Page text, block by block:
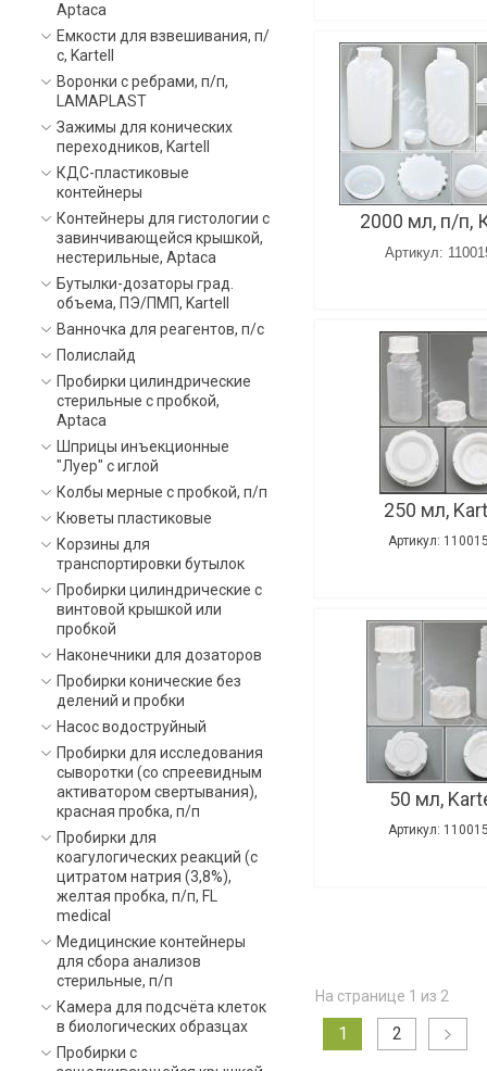
Aptaca
Емкости для взвешивания, п/
с, Kartell
Воронки с ребрами, п/п,
LAMAPLAST
Зажимы для конических
переходников, Kartell
КДС-пластиковые
контейнеры
Контейнеры для гистологии с
завинчивающейся крышкой,
нестерильные, Aptaca
Бутылки-дозаторы град.
объема, ПЭ/ПМП, Kartell
Ванночка для реагентов, п/с
Полислайд
Пробирки цилиндрические
стерильные с пробкой,
Aptaca
Шприцы инъекционные
"Луер" с иглой
Колбы мерные с пробкой, п/п
Кюветы пластиковые
Корзины для
транспортировки бутылок
Пробирки цилиндрические с
винтовой крышкой или
пробкой
Наконечники для дозаторов
Пробирки конические без
делений и пробки
Насос водоструйный
Пробирки для исследования
сыворотки (со спреевидным
активатором свертывания),
красная пробка, п/п
Пробирки для
коагулогических реакций (с
цитратом натрия (3,8%),
желтая пробка, п/п, FL
medical
Медицинские контейнеры
для сбора анализов
стерильные, п/п
Камера для подсчёта клеток
в биологических образцах
Пробирки с
2000 мл, п/п,
Артикул:
250 мл,
Артикул:
50 мл,
Артикул:
На странице 1 из 2
1 2